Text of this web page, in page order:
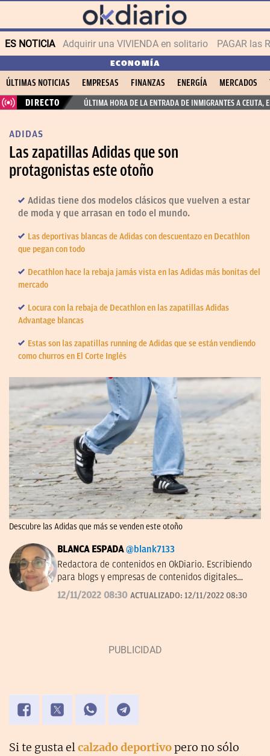
ES NOTICIA Adquirir una VIVIENDA en solitario PAGAR las
ECONOMÍA
ÚLTIMAS NOTICIAS EMPRESAS FINANZAS ENERGÍA MERCADOS
DIRECTO
ÚLTIMA HORA DE LA ENTRADA DE INMIGRANTES A CEUTA,
ADIDAS
Las zapatillas Adidas que son
protagonistas este otoño
Adidas tiene dos modelos clásicos que vuelven a estar
de moda y que arrasan en todo el mundo.
Las deportivas blancas de Adidas con descuentazo en Decathlon
que pegan con todo
Decathlon hace la rebaja jamás vista en las Adidas más bonitas del
mercado
Locura con la rebaja de Decathlon en las zapatillas Adidas
Advantage blancas
Estas son las zapatillas running de Adidas que se están vendiendo
como churros en El Corte Inglés
Descubre las Adidas que más se venden este otoño
BLANCA ESPADA @blank7133
Redactora de contenidos en OkDiario. Escribiendo
para blogs y empresas de contenidos digitales
desde 2007.
12/11/2022 08:30 ACTUALIZADO: 12/11/2022 08:30
Si te gusta elcalzado deportivopero no sólo